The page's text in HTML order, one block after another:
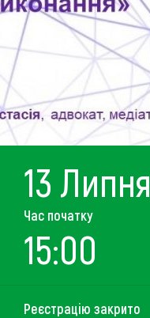
13 Липня
Час початку
15:00
Реєстрацію закрито